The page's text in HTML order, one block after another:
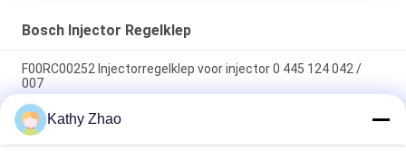
Bosch Injector Regelklep
F00RC00252 Injectorregelklep voor injector 0 445 124 042 /
007
Premium kwaliteit F00ZC01309 Common Rail Valve Set -
Duurzame dieselmotor reserveonderdelen
Kathy Zhao